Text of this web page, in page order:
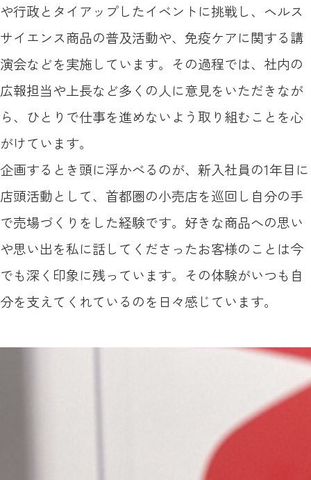
や行政とタイアップしたイベントに挑戦し、ヘルス
サイエンス商品の普及活動や、免疫ケアに関する講
演会などを実施しています。その過程では、社内の
広報担当や上長など多くの人に意見をいただきなが
ら、ひとりで仕事を進めないよう取り組むことを心
がけています。
企画するとき頭に浮かべるのが、新入社員の1年目に
店頭活動として、首都圏の小売店を巡回し自分の手
で売場づくりをした経験です。好きな商品への思い
や思い出を私に話してくださったお客様のことは今
でも深く印象に残っています。その体験がいつも自
分を支えてくれているのを日々感じています。